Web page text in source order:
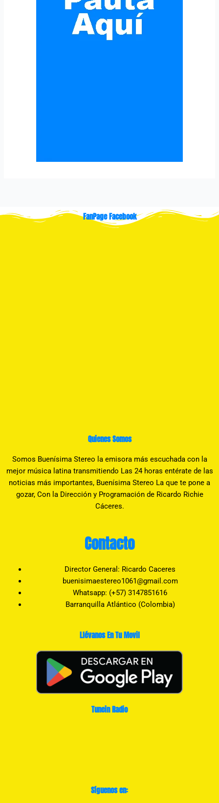
FanPage Facebook
Quienes Somos
Somos Buenísima Stereo la emisora más escuchada con la
mejor música latina transmitiendo Las 24 horas entérate de las
noticias más importantes, Buenísima Stereo La que te pone a
gozar, Con la Dirección y Programación de Ricardo Richie
Cáceres.
Contacto
Director General: Ricardo Caceres
buenisimaestereo1061@gmail.com
Whatsapp: (+57) 3147851616
Barranquilla Atlántico (Colombia)
Llévanos En Tu Movil
Tunein Radio
Síguenos en: